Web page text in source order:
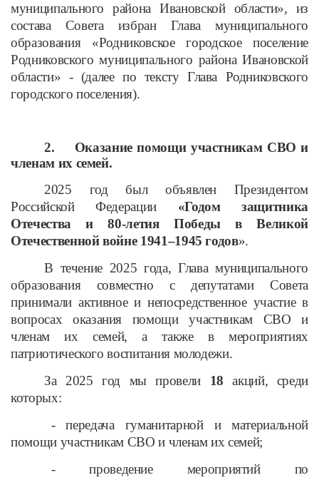
муниципального района Ивановской области», из
состава Совета избран Глава муниципального
образования «Родниковское городское поселение
Родниковского муниципального района Ивановской
области» - (далее по тексту Глава Родниковского
городского поселения).
2.
Оказание помощи участникам СВО и
членам их семей.
2025 год был объявлен Президентом
Российской Федерации «Годом защитника
Отечества
и 80-летия Победы в Великой
Отечественной войне 1941–1945 годов».
В течение 2025 года, Глава муниципального
образования совместно с депутатами Совета
принимали активное и непосредственное участие в
вопросах оказания помощи участникам СВО и
членам их семей, а также в мероприятиях
патриотического воспитания молодежи.
За 2025 год мы провели 18акций, среди
которых:
- передача гуманитарной и материальной
помощи участникам СВО и членам их семей;
- проведение мероприятий по